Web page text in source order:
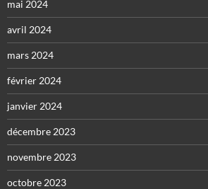
mai 2024
avril 2024
mars 2024
février 2024
janvier 2024
décembre 2023
novembre 2023
octobre 2023